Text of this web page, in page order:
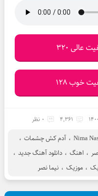
عالی 320
خوب 128
4,361 0 نظر
Nima ، آدم کش چشمات ،
، اهنگ ، دانلود آهنگ جدید ،
، موزیک ، نیما نصر